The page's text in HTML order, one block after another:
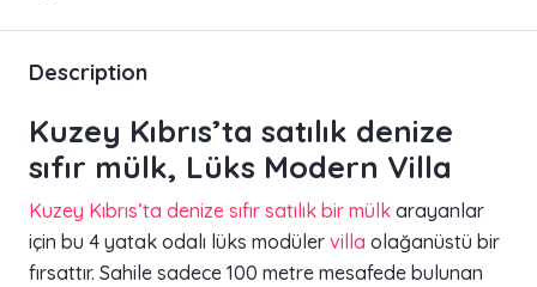
Description
Kuzey Kıbrıs’ta satılık denize
sıfır mülk, Lüks Modern Villa
Kuzey Kıbrıs’ta denize sıfır satılık bir mülk arayanlar
için bu 4 yatak odalı lüks modüler villa olağanüstü bir
fırsattır. Sahile sadece 100 metre mesafede bulunan